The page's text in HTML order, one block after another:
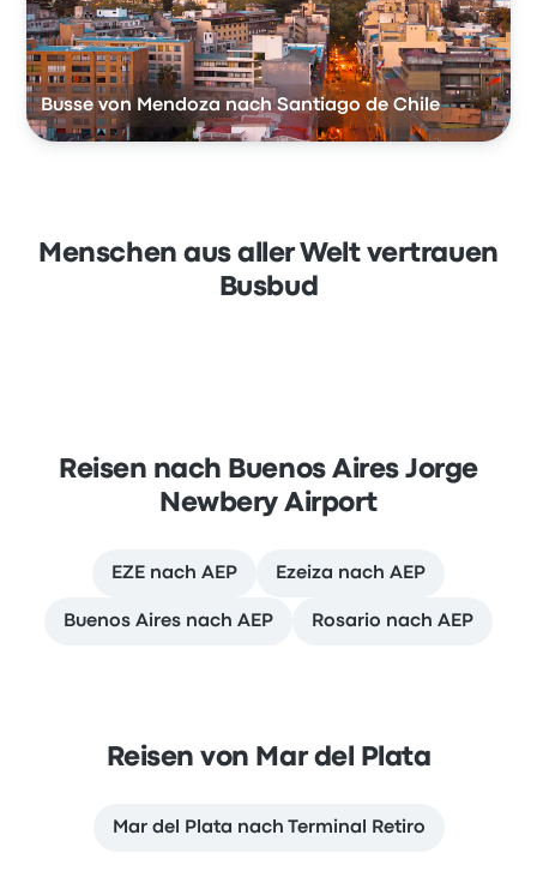
Busse von Mendoza nach Santiago de Chile
Menschen aus aller Welt vertrauen
Busbud
Reisen nach Buenos Aires Jorge
Newbery Airport
EZE nach AEP Ezeiza nach AEP
Buenos Aires nach AEP Rosario nach AEP
Reisen von Mar del Plata
Mar del Plata nach Terminal Retiro